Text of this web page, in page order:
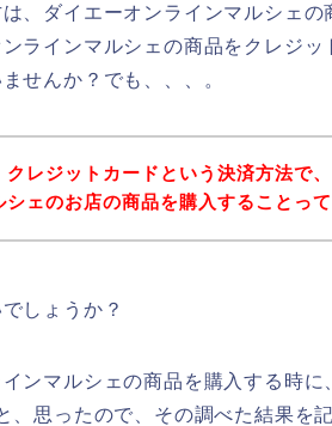
、ダイエーオンラインマルシェ
ラインマルシェの商品をクレジッ
せんか？でも、、、。
クレジットカードという決済方法で
シェのお店の商品を購入することっ
しょうか？
ンマルシェの商品を購入する時
、思ったので、その調べた結果を